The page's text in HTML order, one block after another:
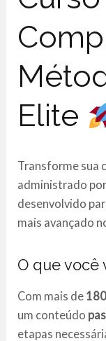
Elite
Transforme sua
administrado por
desenvolvido
mais avançado
O que você
Com mais de
um conteúdo
etapas